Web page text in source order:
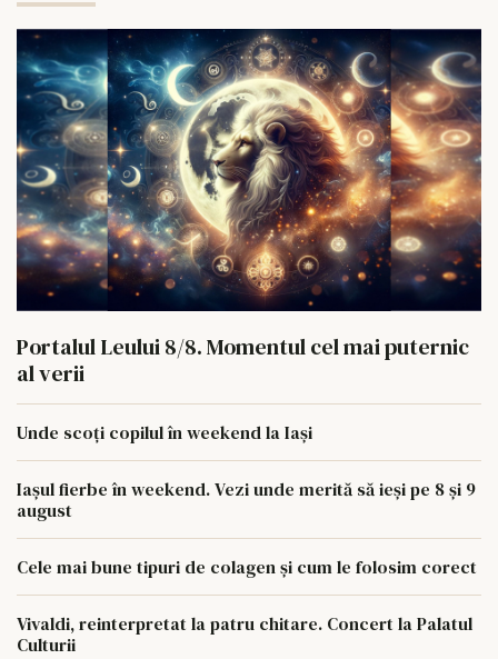
Portalul Leului 8/8. Momentul cel mai puternic
al verii
Unde scoți copilul în weekend la Iași
Iașul fierbe în weekend. Vezi unde merită să ieși pe 8 și 9
august
Cele mai bune tipuri de colagen și cum le folosim corect
Vivaldi, reinterpretat la patru chitare. Concert la Palatul
Culturii